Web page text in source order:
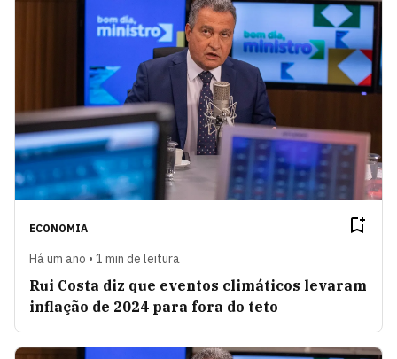
ECONOMIA
Há um ano • 1 min de leitura
Rui Costa diz que eventos climáticos levaram
inflação de 2024 para fora do teto